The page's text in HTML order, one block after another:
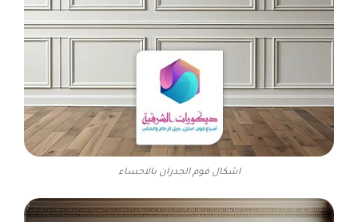
اشكال فوم الجدران بالاحساء